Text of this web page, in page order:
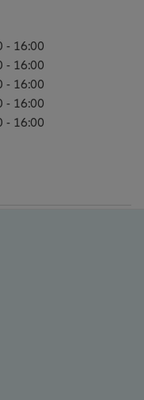
- 16:00
- 16:00
- 16:00
- 16:00
- 16:00